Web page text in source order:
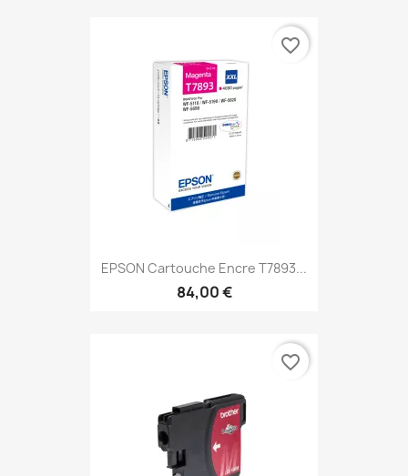
EPSON Cartouche Encre T7893...
84,00 €
favorite_border
favorite_border